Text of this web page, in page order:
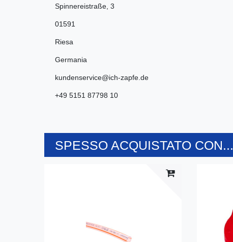
Spinnereistraße 3
01591
Riesa
Germania
kundenservice@ich-zapfe.de
+49 5151 87798 10
SPESSO ACQUISTATO CON...